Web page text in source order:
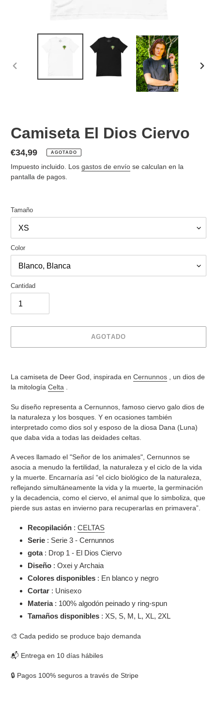
Camiseta El Dios Ciervo
Precio
habitual
€34,99 AGOTADO
Impuesto incluido. Los gastos de envío se calculan en la
pantalla de pagos.
Tamaño
Color
Cantidad
AGOTADO
La camiseta de Deer God, inspirada en Cernunnos , un dios de
la mitología Celta
Su diseño representa a Cernunnos, famoso ciervo galo dios de
la naturaleza y los bosques. Y en ocasiones también
interpretado como dios sol y esposo de la diosa Dana (Luna)
que daba vida a todas las deidades celtas.
A veces llamado el "Señor de los animales", Cernunnos se
asocia a menudo la fertilidad, la naturaleza y el ciclo de la vida
y la muerte. Encarnaría así “el ciclo biológico de la naturaleza,
reflejando simultáneamente la vida y la muerte, la germinación
y la decadencia, como el ciervo, el animal que lo simboliza, que
pierde sus astas en invierno para recuperarlas en primavera”.
Recopilación : CELTAS
Serie : Serie 3 - Cernunnos
gota : Drop 1 - El Dios Ciervo
Diseño : Oxei y Archaia
Colores disponibles : En blanco y negro
Cortar : Unisexo
Materia : 100% algodón peinado y ring-spun
Tamaños disponibles : XS, S, M, L, XL, 2XL
🎨 Cada pedido se produce bajo demanda
📬 Entrega en 10 días hábiles
🔒 Pagos 100% seguros a través de Stripe